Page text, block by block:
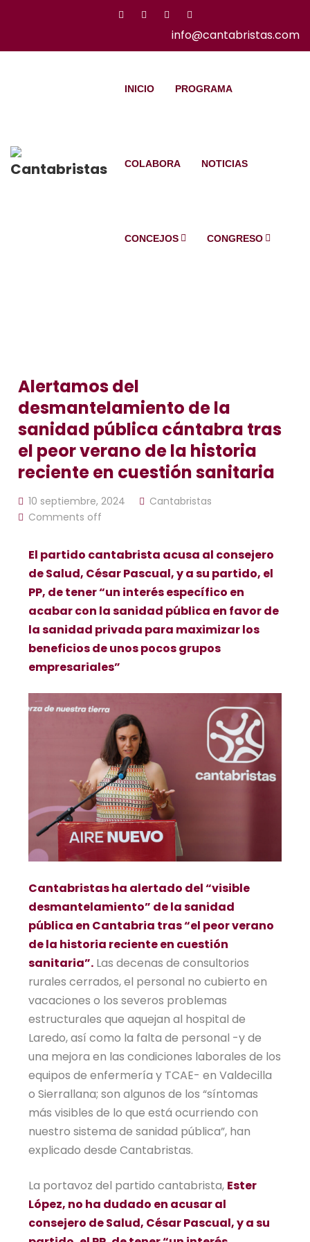
info@cantabristas.com
INICIO PROGRAMA
COLABORA NOTICIAS
CONCEJOS CONGRESO
Alertamos del
desmantelamiento de la
sanidad pública cántabra tras
el peor verano de la historia
reciente en cuestión sanitaria
10 septiembre, 2024
Cantabristas
Comments off
El partido cantabrista acusa al consejero
de Salud, César Pascual, y a su partido, el
PP, de tener “un interés específico en
acabar con la sanidad pública en favor de
la sanidad privada para maximizar los
beneficios de unos pocos grupos
empresariales”
Cantabristas ha alertado del “visible
desmantelamiento” de la sanidad
pública en Cantabria tras “el peor verano
de la historia reciente en cuestión
sanitaria”. Las decenas de consultorios
rurales cerrados, el personal no cubierto en
vacaciones o los severos problemas
estructurales que aquejan al hospital de
Laredo, así como la falta de personal -y de
una mejora en las condiciones laborales de los
equipos de enfermería y TCAE- en Valdecilla
o Sierrallana; son algunos de los “síntomas
más visibles de lo que está ocurriendo con
nuestro sistema de sanidad pública”, han
explicado desde Cantabristas.
La portavoz del partido cantabrista, Ester
López, no ha dudado en acusar al
consejero de Salud, César Pascual, y a su